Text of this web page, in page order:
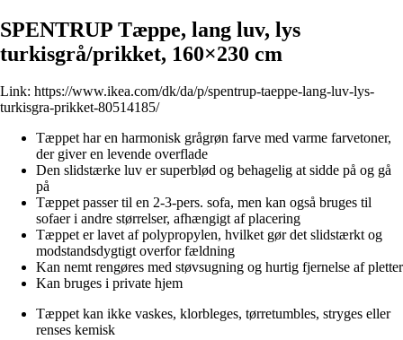
SPENTRUP Tæppe, lang luv, lys
turkisgrå/prikket, 160×230 cm
Link: https://www.ikea.com/dk/da/p/spentrup-taeppe-lang-luv-lys-
turkisgra-prikket-80514185/
Tæppet har en harmonisk grågrøn farve med varme farvetoner,
der giver en levende overflade
Den slidstærke luv er superblød og behagelig at sidde på og gå
på
Tæppet passer til en 2-3-pers. sofa, men kan også bruges til
sofaer i andre størrelser, afhængigt af placering
Tæppet er lavet af polypropylen, hvilket gør det slidstærkt og
modstandsdygtigt overfor fældning
Kan nemt rengøres med støvsugning og hurtig fjernelse af pletter
Kan bruges i private hjem
Tæppet kan ikke vaskes, klorbleges, tørretumbles, stryges eller
renses kemisk